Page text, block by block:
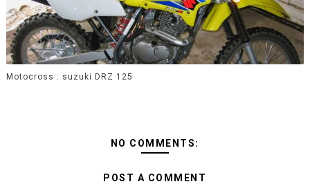
Motocross : suzuki DRZ 125
NO COMMENTS:
POST A COMMENT